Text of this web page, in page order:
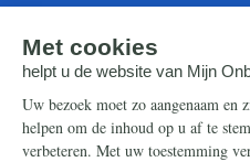
Steun ons
Nieuwsbrief